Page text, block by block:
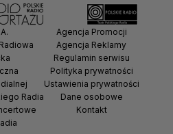
Radia
Agencja Promocji
Agencja Reklamy
Regulamin serwisu
Polityka prywatności
Ustawienia prywatności
Dane osobowe
Kontakt